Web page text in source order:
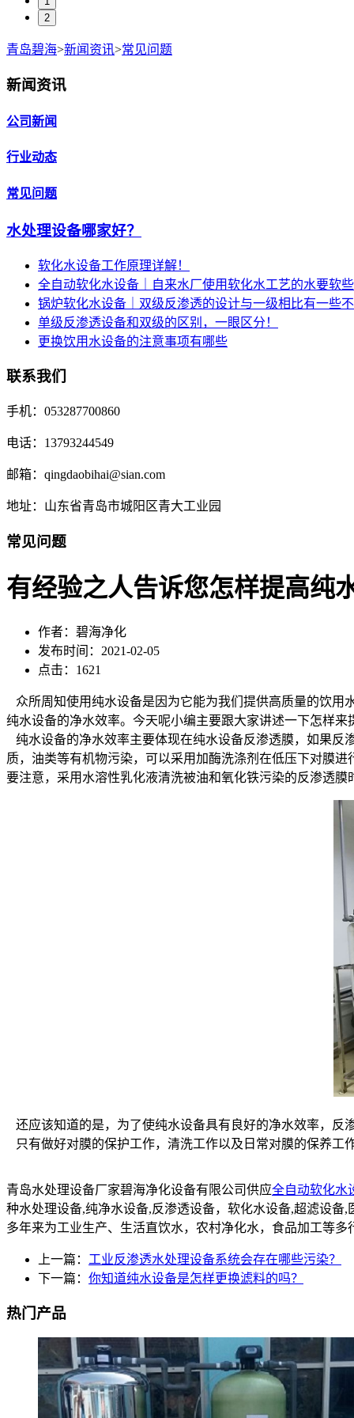
2
青岛碧海>新闻资讯>常见问题
新闻资讯
公司新闻
行业动态
常见问题
水处理设备哪家好？
软化水设备工作原理详解！
全自动软化水设备｜自来水厂使用软化水工艺的水要软些
锅炉软化水设备｜双级反渗透的设计与一级相比有一些
单级反渗透设备和双级的区别，一眼区分！
更换饮用水设备的注意事项有哪些
联系我们
手机：053287700860
电话：13793244549
邮箱：qingdaobihai@sian.com
地址：山东省青岛市城阳区青大工业园
常见问题
有经验之人告诉您怎样提高纯
作者：碧海净化
发布时间：2021-02-05
点击：1621
众所周知使用纯水设备是因为它能为我们提供高质量的饮用
纯水设备的净水效率。今天呢小编主要跟大家讲述一下怎样来
纯水设备的净水效率主要体现在纯水设备反渗透膜，如果反
质，油类等有机物污染，可以采用加酶洗涤剂在低压下对膜
要注意，采用水溶性乳化液清洗被油和氧化铁污染的反渗透膜
还应该知道的是，为了使纯水设备具有良好的净水效率，反
只有做好对膜的保护工作，清洗工作以及日常对膜的保养工
青岛水处理设备厂家碧海净化设备有限公司供应全自动软化水
种水处理设备,纯净水设备,反渗透设备，软化水设备,超滤设
多年来为工业生产、生活直饮水，农村净化水，食品加工等
上一篇： 工业反渗透水处理设备系统会存在哪些污染？
下一篇： 你知道纯水设备是怎样更换滤料的吗？
热门产品